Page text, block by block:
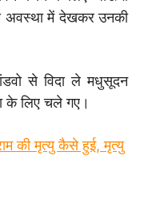
अवस्था में देखकर उनकी
से विदा ले मधुसूदन
के लिए चले गए।
की मृत्यु कैसे हुई, मृत्यु